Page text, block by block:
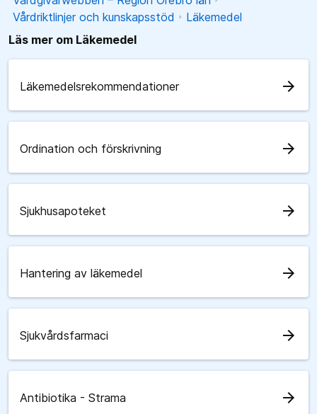
Vårdriktlinjer och kunskapsstöd
Läkemedel
Läs mer om Läkemedel
Läkemedelsrekommendationer arrow_forward
Ordination och förskrivning arrow_forward
Sjukhusapoteket arrow_forward
Hantering av läkemedel arrow_forward
Sjukvårdsfarmaci arrow_forward
Antibiotika - Strama arrow_forward